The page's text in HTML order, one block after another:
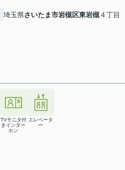
埼玉県さいたま市岩槻区東岩槻４丁目
TVモニタ付
きインター
ホン
エレベータ
ー